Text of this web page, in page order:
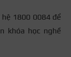
1800 0084 để
khóa học nghề